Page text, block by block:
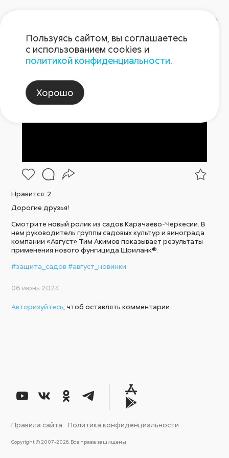
Клип 6.06
Нравится: 2
Дорогие друзья!
Смотрите новый ролик из садов Карачаево-Черкесии. В
нем руководитель группы садовых культур и винограда
компании «Август» Тим Акимов показывает результаты
применения нового фунгицида Шриланк®.
#защита_садов#август_новинки
06 июнь 2024
Авторизуйтесь , чтоб оставлять комментарии.
Правила сайта Политика конфиденциальности
Copyright © 2007-2026, Все права защищены
Пользуясь сайтом, вы соглашаетесь
с использованием cookies и
политикой конфиденциальности.
Хорошо